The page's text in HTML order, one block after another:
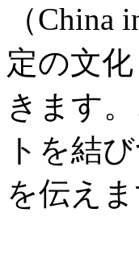
（
定の文
きます
トを結
を伝えま